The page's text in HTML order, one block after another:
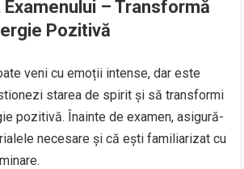
– Transformă
Pozitivă
veni cu emoții intense, dar este
starea de spirit și să transformi
pozitivă. Înainte de examen, asigură-
necesare și că ești familiarizat cu